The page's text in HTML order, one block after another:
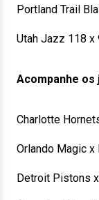
Portland Trail
Utah Jazz 118 x
Acompanhe
Charlotte
Orlando Magic x
Detroit Pistons